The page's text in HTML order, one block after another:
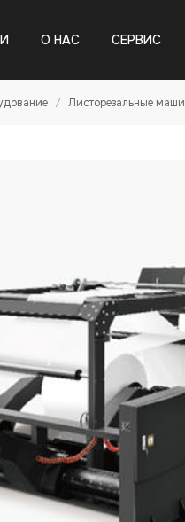
О НАС СЕРВИС
Листорезальные